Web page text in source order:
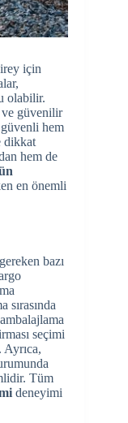
için
olabilir.
güvenilir
güvenli hem
dikkat
hem de
en önemli
bazı
sırasında
seçimi
Tüm
deneyimi